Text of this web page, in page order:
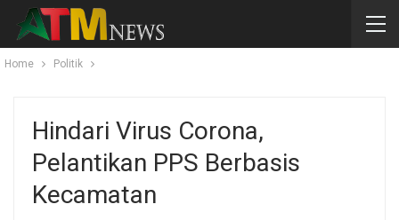
Home Politik
Hindari Virus Corona,
Pelantikan PPS Berbasis
Kecamatan